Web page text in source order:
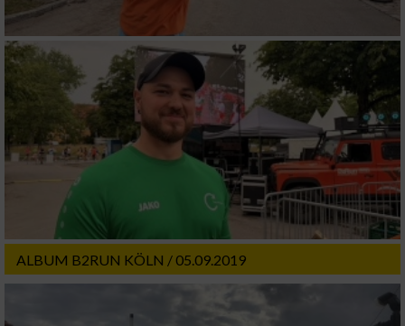
ALBUM B2RUN KÖLN / 05.09.2019